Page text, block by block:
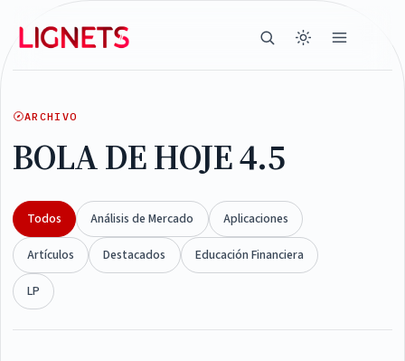
ARCHIVO
BOLA DE HOJE 4.5
Todos Análisis de Mercado
Aplicaciones
Artículos
Destacados
Educación Financiera
LP